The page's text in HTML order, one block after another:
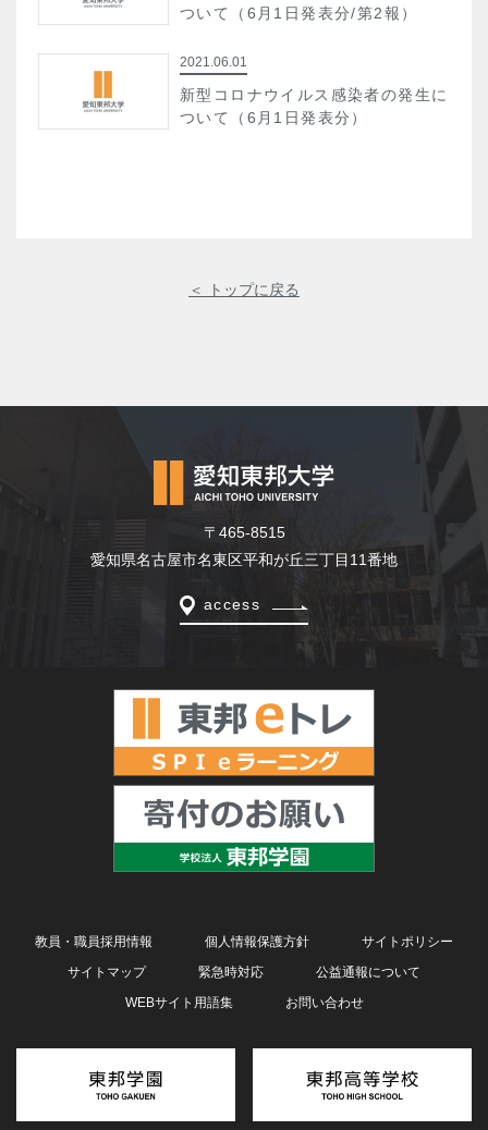
ついて（6月1日発表分/第2報）
2021.06.01
新型コロナウイルス感染者の発生に
ついて（6月1日発表分）
＜ トップに戻る
〒465-8515
愛知県名古屋市名東区平和が丘三丁目11番地
access
教員・職員採用情報 個人情報保護方針
サイトポリシー
サイトマップ
緊急時対応
公益通報について
WEBサイト用語集
お問い合わせ